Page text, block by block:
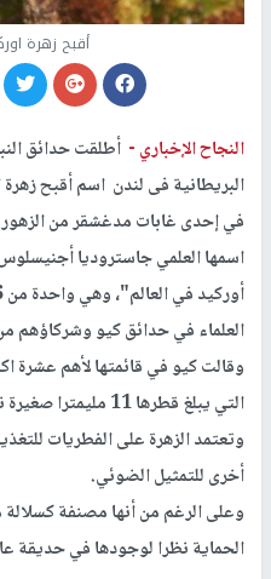
أقبح زهرة
النجاح الإخباري - أطلقت حدائق
البريطانية فى لندن اسم أقبح
في إحدى غابات مدغشقر من الزهور
اسمها العلمي جاستروديا
العلماء في حدائق كيو وشركاؤهم من
وقالت كيو في قائمتها لأهم عشرة
التي يبلغ قطرها 11 مليمترا صغيرة نسبيا بنية اللون وقبيحة نوعا ما".
وتعتمد الزهرة على الفطريات
أخرى للتمثيل الضوئي.
وعلى الرغم من أنها مصنفة
الحماية نظرا لوجودها في حديقة